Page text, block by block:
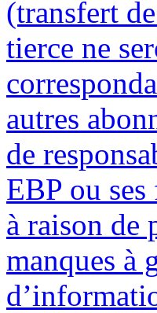
(transfert
tierce ne
autres
de